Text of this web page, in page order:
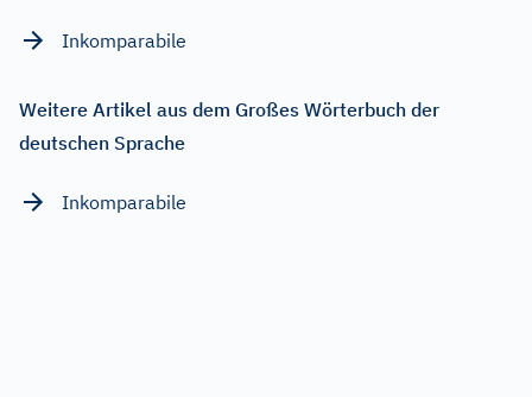
Inkomparabile
Weitere Artikel aus dem Großes Wörterbuch der
deutschen Sprache
Inkomparabile